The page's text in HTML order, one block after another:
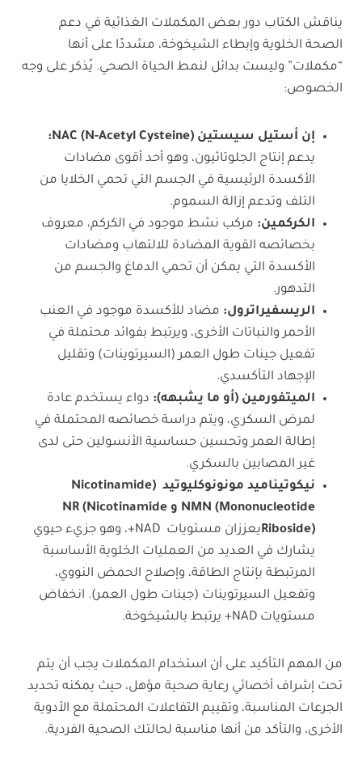
يناقش الكتاب دور بعض المكملات الغذائية في دعم
الصحة الخلوية وإبطاء الشيخوخة، مشددًا على أنها
“مكملات” وليست بدائل لنمط الحياة الصحي. يُذكر على وجه
الخصوص:
إن أستيل سيستين NAC (N-Acetyl Cysteine)
:
يدعم إنتاج الجلوتاثيون، وهو أحد أقوى مضادات
الأكسدة الرئيسية في الجسم التي تحمي الخلايا من
التلف وتدعم إزالة السموم.
الكركمين: مركب نشط موجود في الكركم، معروف
بخصائصه القوية المضادة للالتهاب ومضادات
الأكسدة التي يمكن أن تحمي الدماغ والجسم من
التدهور.
الريسفيراترول: مضاد للأكسدة موجود في العنب
الأحمر والنباتات الأخرى، ويرتبط بفوائد محتملة في
تفعيل جينات طول العمر (السيرتوينات) وتقليل
الإجهاد التأكسدي.
الميتفورمين (أو ما يشبهه): دواء يستخدم عادة
لمرض السكري، ويتم دراسة خصائصه المحتملة في
إطالة العمر وتحسين حساسية الأنسولين حتى لدى
غير المصابين بالسكري.
نيكوتيناميد مونونوكليوتيد
(Nicotinamide
Mononucleotide) NMN
و NR (Nicotinamide
Riboside)
يعززان مستويات NAD+، وهو جزيء حيوي
يشارك في العديد من العمليات الخلوية الأساسية
المرتبطة بإنتاج الطاقة، وإصلاح الحمض النووي،
وتفعيل السيرتوينات (جينات طول العمر). انخفاض
مستويات NAD+ يرتبط بالشيخوخة.
من المهم التأكيد على أن استخدام المكملات يجب أن يتم
تحت إشراف أخصائي رعاية صحية مؤهل، حيث يمكنه تحديد
الجرعات المناسبة، وتقييم التفاعلات المحتملة مع الأدوية
الأخرى، والتأكد من أنها مناسبة لحالتك الصحية الفردية.